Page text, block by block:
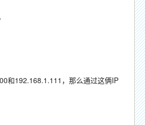
和192.168.1.111，那么通过这俩IP